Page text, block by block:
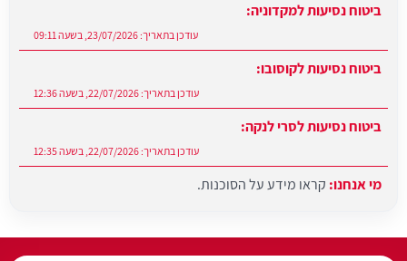
ביטוח נסיעות למקדוניה:
עודכן בתאריך: 23/07/2026, בשעה 09:11
ביטוח נסיעות לקוסובו:
עודכן בתאריך: 22/07/2026, בשעה 12:36
ביטוח נסיעות לסרי לנקה:
עודכן בתאריך: 22/07/2026, בשעה 12:35
מי אנחנו: קראו מידע על הסוכנות.